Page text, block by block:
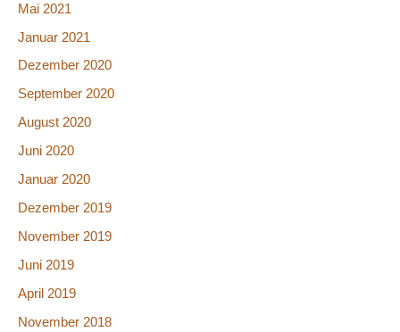
Mai 2021
Januar 2021
Dezember 2020
September 2020
August 2020
Juni 2020
Januar 2020
Dezember 2019
November 2019
Juni 2019
April 2019
November 2018